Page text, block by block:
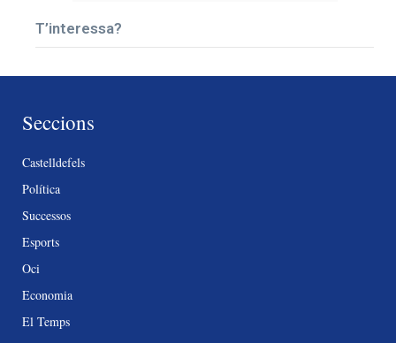
T’interessa?
Seccions
Castelldefels
Política
Successos
Esports
Oci
Economia
El Temps